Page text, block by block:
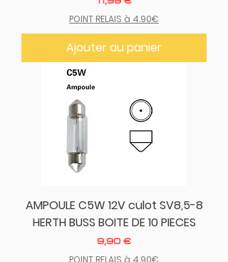
POINT RELAIS à 4.90€
Ajouter au panier
AMPOULE C5W 12V culot SV8,5-8
HERTH BUSS BOITE DE 10 PIECES
Prix
9,90 €
POINT RELAIS à 4.90€